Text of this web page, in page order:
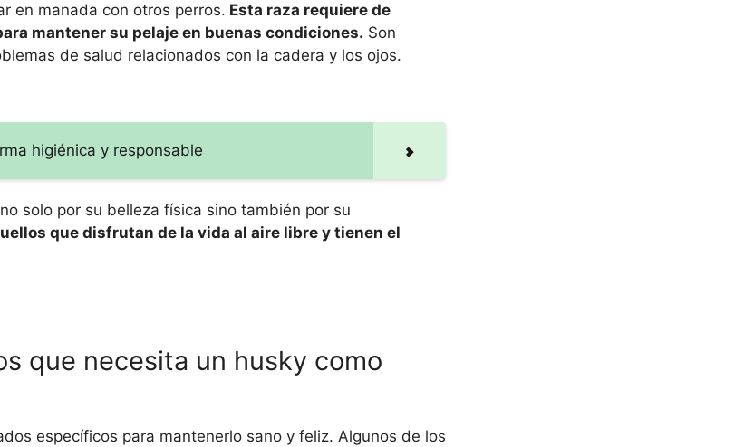
en manada con otros perros. Esta raza requiere de
mantener su pelaje en buenas condiciones. Son
de salud relacionados con la cadera y los ojos.
higiénica y responsable
solo por su belleza física sino también por su
que disfrutan de la vida al aire libre y tienen el
que necesita un husky como
específicos para mantenerlo sano y feliz. Algunos de los